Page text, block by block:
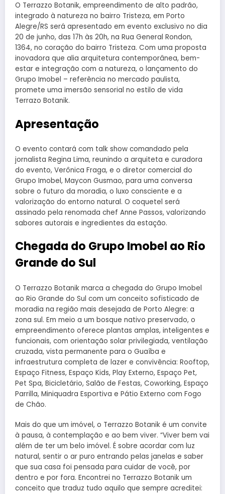
O Terrazzo Botanik, empreendimento de alto padrão,
integrado à natureza no bairro Tristeza, em Porto
Alegre/RS será apresentado em evento exclusivo no dia
20 de junho, das 17h às 20h, na Rua General Rondon,
1364, no coração do bairro Tristeza. Com uma proposta
inovadora que alia arquitetura contemporânea, bem-
estar e integração com a natureza, o lançamento do
Grupo Imobel – referência no mercado paulista,
promete uma imersão sensorial no estilo de vida
Terrazo Botanik.
Apresentação
O evento contará com talk show comandado pela
jornalista Regina Lima, reunindo a arquiteta e curadora
do evento, Verônica Fraga, e o diretor comercial do
Grupo Imobel, Maycon Gusmao, para uma conversa
sobre o futuro da moradia, o luxo consciente e a
valorização do entorno natural. O coquetel será
assinado pela renomada chef Anne Passos, valorizando
sabores autorais e ingredientes da estação.
Chegada do Grupo Imobel ao Rio
Grande do Sul
O Terrazzo Botanik marca a chegada do Grupo Imobel
ao Rio Grande do Sul com um conceito sofisticado de
moradia na região mais desejada de Porto Alegre: a
zona sul. Em meio a um bosque nativo preservado, o
empreendimento oferece plantas amplas, inteligentes e
funcionais, com orientação solar privilegiada, ventilação
cruzada, vista permanente para o Guaíba e
infraestrutura completa de lazer e convivência: Rooftop,
Espaço Fitness, Espaço Kids, Play Externo, Espaço Pet,
Pet Spa, Bicicletário, Salão de Festas, Coworking, Espaço
Parrilla, Miniquadra Esportiva e Pátio Externo com Fogo
de Chão.
Mais do que um imóvel, o Terrazzo Botanik é um convite
à pausa, à contemplação e ao bem viver. “Viver bem vai
além de ter um belo imóvel. É sobre acordar com luz
natural, sentir o ar puro entrando pelas janelas e saber
que sua casa foi pensada para cuidar de você, por
dentro e por fora. Encontrei no Terrazzo Botanik um
conceito que traduz tudo aquilo que sempre acreditei: